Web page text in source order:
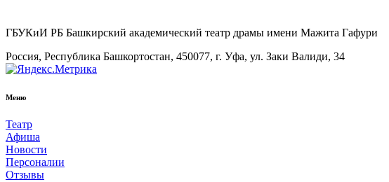
ГБУКиИ РБ Башкирский академический театр драмы имени Мажита Гафури
Россия, Республика Башкортостан, 450077, г. Уфа, ул. Заки Валиди, 34
Меню
Театр
Афиша
Новости
Персоналии
Отзывы